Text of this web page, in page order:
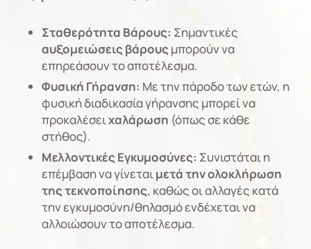
Σταθερότητα Βάρους: Σημαντικές
αυξομειώσεις βάρους μπορούν να
επηρεάσουν το αποτέλεσμα.
Φυσική Γήρανση: Με την πάροδο των ετών, η
φυσική διαδικασία γήρανσης μπορεί να
προκαλέσειχαλάρωση (όπως σε κάθε
στήθος).
Μελλοντικές Εγκυμοσύνες: Συνιστάται η
επέμβαση να γίνεταιμετά την ολοκλήρωση
της τεκνοποίησης, καθώς οι αλλαγές κατά
την εγκυμοσύνη/θηλασμό ενδέχεται να
αλλοιώσουν το αποτέλεσμα.